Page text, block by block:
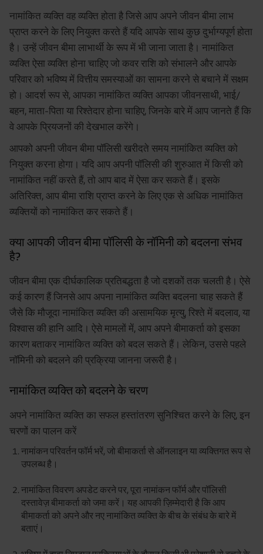
नामांकित व्यक्ति वह व्यक्ति होता है जिसे आप अपने जीवन बीमा लाभ
प्राप्त करने के लिए नियुक्त करते हैं यदि आपके साथ कुछ दुर्भाग्यपूर्ण होता
है। उन्हें जीवन बीमा लाभार्थी के रूप में भी जाना जाता है। नामांकित
व्यक्ति ऐसा व्यक्ति होना चाहिए जो कवर राशि को संभालने और आपके
परिवार को भविष्य में वित्तीय समस्याओं का सामना करने से बचाने में सक्षम
हो। आदर्श रूप से, आपका नामांकित व्यक्ति आपका जीवनसाथी, भाई/
बहन, माता-पिता या रिश्तेदार होना चाहिए, जिनके बारे में आप जानते हैं कि
वे आपके प्रियजनों की देखभाल करेंगे।
आपको अपनी जीवन बीमा पॉलिसी खरीदते समय नामांकित व्यक्ति को
नियुक्त करना होगा। यदि आप अपनी पॉलिसी की शुरुआत में किसी को
नामांकित नहीं करते हैं, तो आप बाद में ऐसा कर सकते हैं। इसके
अतिरिक्त, आप बीमा राशि प्राप्त करने के लिए एक से अधिक नामांकित
व्यक्तियों को नामांकित कर सकते हैं।
क्या आपकी जीवन बीमा पॉलिसी के नॉमिनी को बदलना संभव
है?
जीवन बीमा एक दीर्घकालिक प्रतिबद्धता है जो दशकों तक चलती है। ऐसे
कई कारण हैं जिनसे आप अपना नामांकित व्यक्ति बदलना चाह सकते हैं
जैसे कि मौजूदा नामांकित व्यक्ति की असामयिक मृत्यु, रिश्ते में बदलाव, या
विश्वास की हानि आदि। ऐसे मामलों में, आप अपने बीमाकर्ता को इसका
कारण बताकर नामांकित व्यक्ति को बदल सकते हैं। लेकिन, उससे पहले
नॉमिनी को बदलने की प्रक्रिया जानना जरूरी है।
नामांकित व्यक्ति को बदलने के चरण
अपने नामांकित व्यक्ति का सफल हस्तांतरण सुनिश्चित करने के लिए, इन
चरणों का पालन करें
नामांकन परिवर्तन फॉर्म भरें, जो बीमाकर्ता से ऑनलाइन या व्यक्तिगत रूप से
उपलब्ध है।
नामांकित विवरण अपडेट करने पर, पूरा नामांकन फॉर्म और पॉलिसी
दस्तावेज़ बीमाकर्ता को जमा करें। यह आपकी ज़िम्मेदारी है कि आप
बीमाकर्ता को अपने और नए नामांकित व्यक्ति के बीच के संबंध के बारे में
बताएं।